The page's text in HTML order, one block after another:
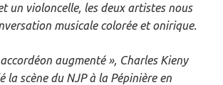
un violoncelle, les deux artistes nous
musicale colorée et onirique.
augmenté », Charles Kieny
la scène du NJP à la Pépinière en